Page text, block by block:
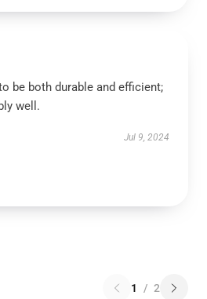
be both durable and efficient;
well.
Jul 9, 2024
1 / 2